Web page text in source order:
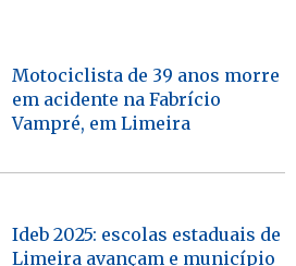
Motociclista de 39 anos morre
em acidente na Fabrício
Vampré, em Limeira
Ideb 2025: escolas estaduais de
Limeira avançam e município